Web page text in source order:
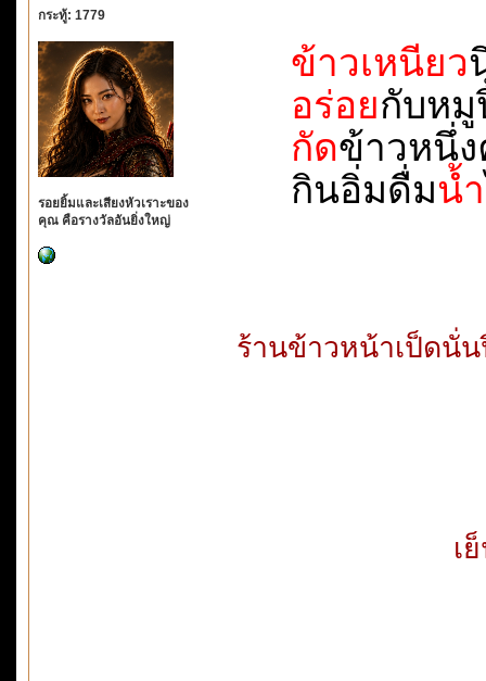
กระทู้: 1779
รอยยิ้มและเสียงหัวเราะของ
คุณ คือรางวัลอันยิ่งใหญ่
ข้าวเหนียว
อร่อยกับหมู
กัดข้าวหนึ่ง
กินอิ่มดื่มน้ำ
ร้านข้าวหน้าเป็ดนั่
เ